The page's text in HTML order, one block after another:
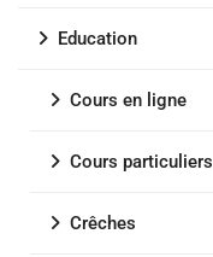
Education
Cours en ligne
Cours particuliers
Crêches